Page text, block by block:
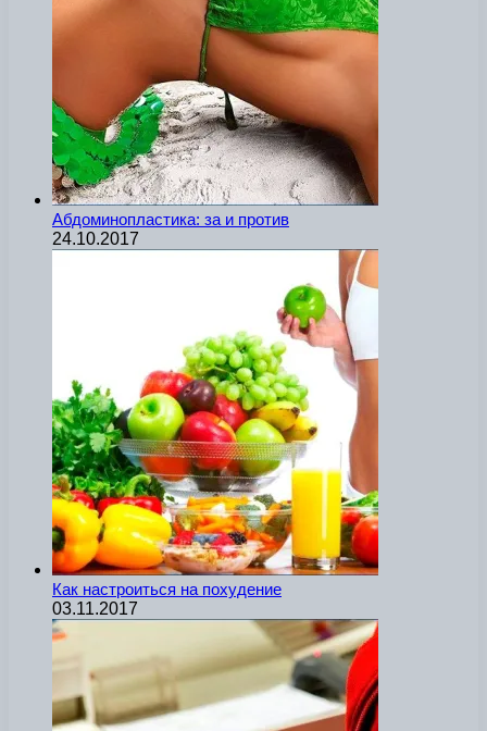
Абдоминопластика: за и против
24.10.2017
Как настроиться на похудение
03.11.2017